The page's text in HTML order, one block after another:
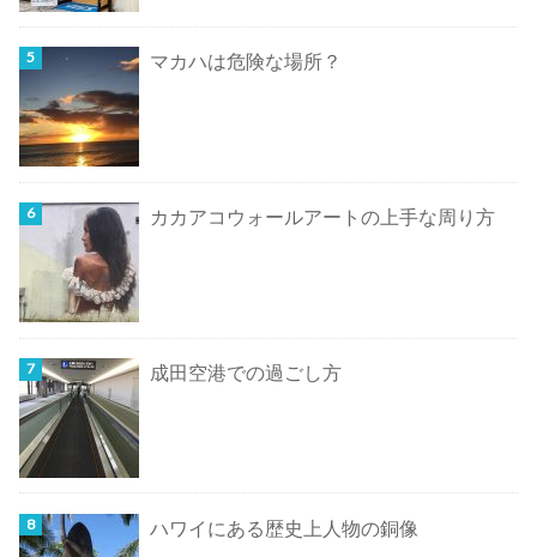
マカハは危険な場所？
カカアコウォールアートの上手な周り方
成田空港での過ごし方
ハワイにある歴史上人物の銅像